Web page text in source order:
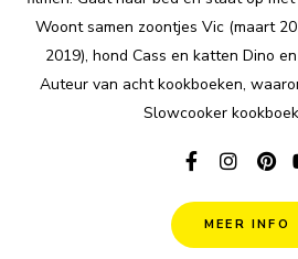
Woont samen zoontjes Vic (maart
2019), hond Cass en katten Dino
Auteur van acht kookboeken,
Slowcooker
MEER INFO